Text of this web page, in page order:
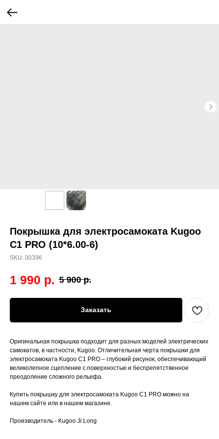
Покрышка для электросамоката Kugoo
C1 PRO (10*6.00-6)
SKU: 00396
1 990 р. 5 900 р.
Заказать
Оригинальная покрышка подходит для разных моделей электрических
самокатов, в частности, Kugoo. Отличительная черта покрышки для
электросамоката Kugoo C1 PRO – глубокий рисунок, обеспечивающий
великолепное сцепление с поверхностью и беспрепятственное
преодоление сложного рельефа.
Купить покрышку для электросамоката Kugoo C1 PRO можно на
нашем сайте или в нашем магазине.
Производитель - Kugoo Ji Long